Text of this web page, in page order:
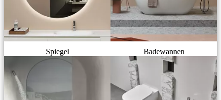
Spiegel Badewannen